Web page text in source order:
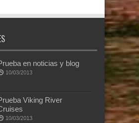
en noticias y blog
10/03/2013
Viking River
10/03/2013